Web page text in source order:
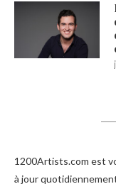
1200Artists.com est
à jour